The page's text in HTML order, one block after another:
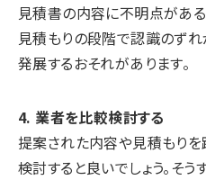
見積書の内容に不明点がある
見積もりの段階で認識のずれ
発展するおそれがあります。
4. 業者を比較検討する
提案された内容や見積もり
検討すると良いでしょう。そ